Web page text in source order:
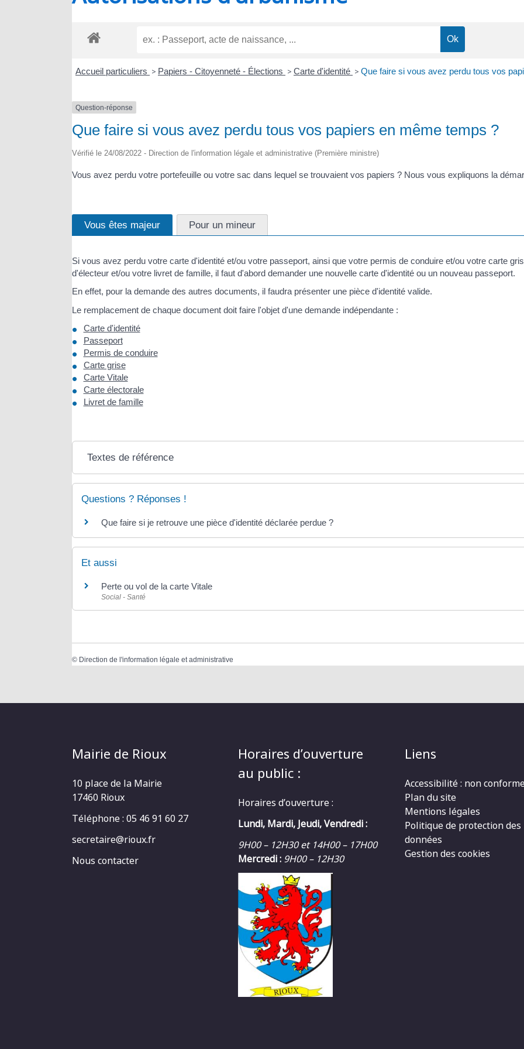
Accueil particuliers > Papiers - Citoyenneté - Élections > Carte d'identité > Que faire si vous avez perdu tous vos
Question-réponse
Que faire si vous avez perdu tous vos papiers en même temps ?
Vérifié le 24/08/2022 - Direction de l'information légale et administrative (Première ministre)
Vous avez perdu votre portefeuille ou votre sac dans lequel se trouvaient vos papiers ? Nous vous expliquons la
Vous êtes majeur Pour un mineur
Si vous avez perdu votre carte d'identité et/ou votre passeport, ainsi que votre permis de conduire et/ou votre carte
d'électeur et/ou votre livret de famille, il faut d'abord demander une nouvelle carte d'identité ou un nouveau passeport.
En effet, pour la demande des autres documents, il faudra présenter une pièce d'identité valide.
Le remplacement de chaque document doit faire l'objet d'une demande indépendante :
Carte d'identité
Passeport
Permis de conduire
Carte grise
Carte Vitale
Carte électorale
Livret de famille
Textes de référence
Questions ? Réponses !
Que faire si je retrouve une pièce d'identité déclarée perdue ?
Et aussi
Perte ou vol de la carte Vitale
Social - Santé
© Direction de l'information légale et administrative
Mairie de Rioux
10 place de la Mairie
17460 Rioux
Téléphone : 05 46 91 60 27
secretaire@rioux.fr
Nous contacter
Horaires d’ouverture
au public :
Horaires d’ouverture :
Lundi, Mardi, Jeudi, Vendredi :
9H00 – 12H30 et 14H00 – 17H00
Mercredi : 9H00 – 12H30
Liens
Accessibilité : non
Plan du site
Mentions légales
Politique de protection des
données
Gestion des cookies